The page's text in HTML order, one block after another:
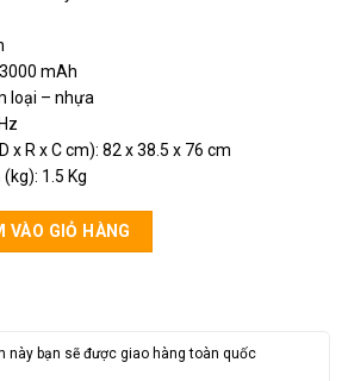
mAh
loại – nhựa
x R x C cm): 82 x 38.5 x 76 cm
1.5 Kg
BK87A (Kèm Mic) số lượng
VÀO GIỎ HÀNG
này bạn sẽ được giao hàng toàn quốc